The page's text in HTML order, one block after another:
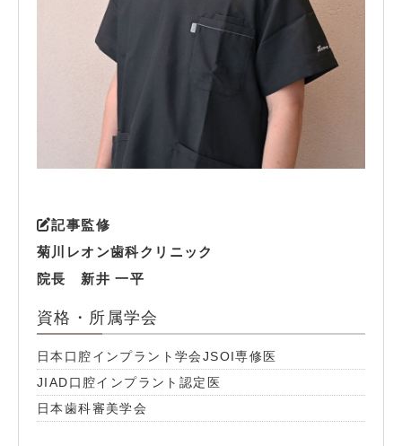
記事監修
菊川レオン歯科クリニック
院長 新井 一平
資格・所属学会
日本口腔インプラント学会JSOI専修医
JIAD口腔インプラント認定医
日本歯科審美学会